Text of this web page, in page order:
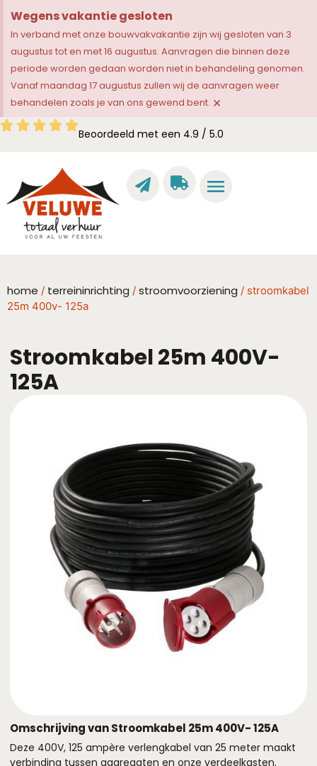
Wegens vakantie gesloten
In verband met onze bouwvakvakantie zijn wij gesloten van 3
augustus tot en met 16 augustus. Aanvragen die binnen deze
periode worden gedaan worden niet in behandeling genomen.
Vanaf maandag 17 augustus zullen wij de aanvragen weer
behandelen zoals je van ons gewend bent. ×
Beoordeeld met een 4.9 / 5.0
home / terreininrichting / stroomvoorziening / stroomkabel
25m 400v- 125a
Stroomkabel 25m 400V-
125A
Omschrijving van Stroomkabel 25m 400V- 125A
Deze 400V, 125 ampère verlengkabel van 25 meter maakt
verbinding tussen aggregaten en onze verdeelkasten.